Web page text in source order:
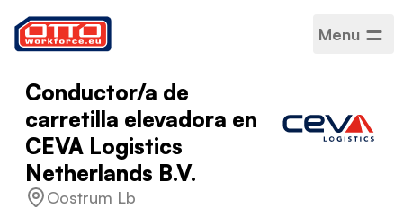
Menu
Conductor/a de
carretilla elevadora en
CEVA Logistics
Netherlands B.V.
Oostrum Lb